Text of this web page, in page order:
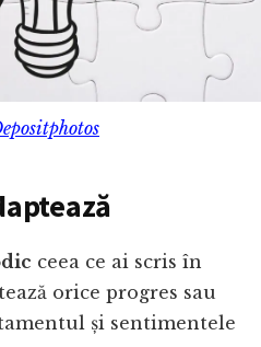
ceea ce ai scris în
orice progres sau
și sentimentele